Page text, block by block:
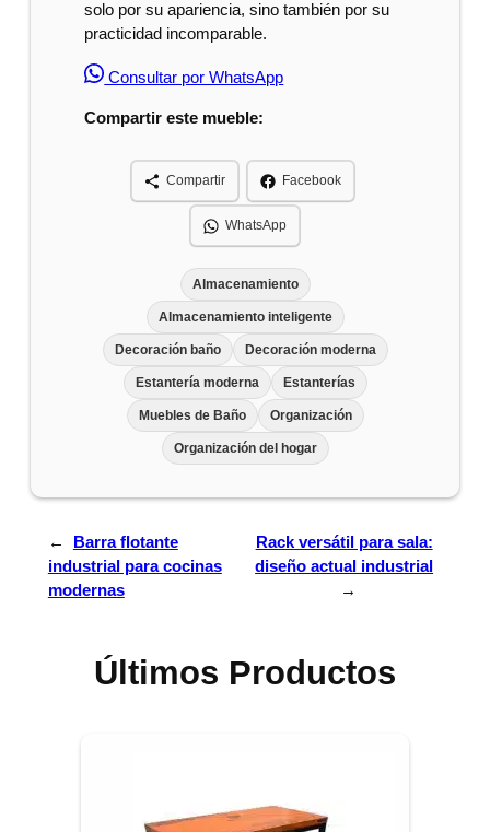
solo por su apariencia, sino también por su
practicidad incomparable.
Consultar por WhatsApp
Compartir este mueble:
Compartir Facebook
WhatsApp
Almacenamiento
Almacenamiento inteligente
Decoración baño Decoración moderna
Estantería moderna Estanterías
Muebles de Baño Organización
Organización del hogar
←
Barra flotante
industrial para cocinas
modernas
Rack versátil para sala:
diseño actual industrial
→
Últimos Productos